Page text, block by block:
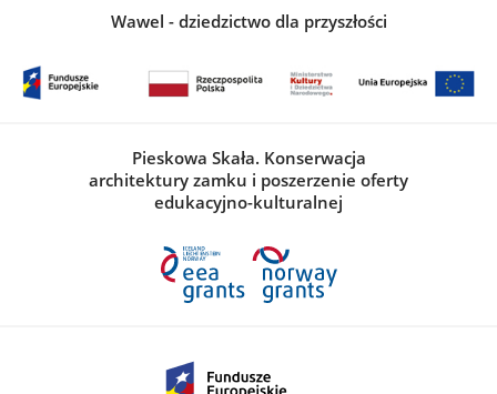
Wawel - dziedzictwo dla przyszłości
Pieskowa Skała. Konserwacja
architektury zamku i poszerzenie oferty
edukacyjno-kulturalnej